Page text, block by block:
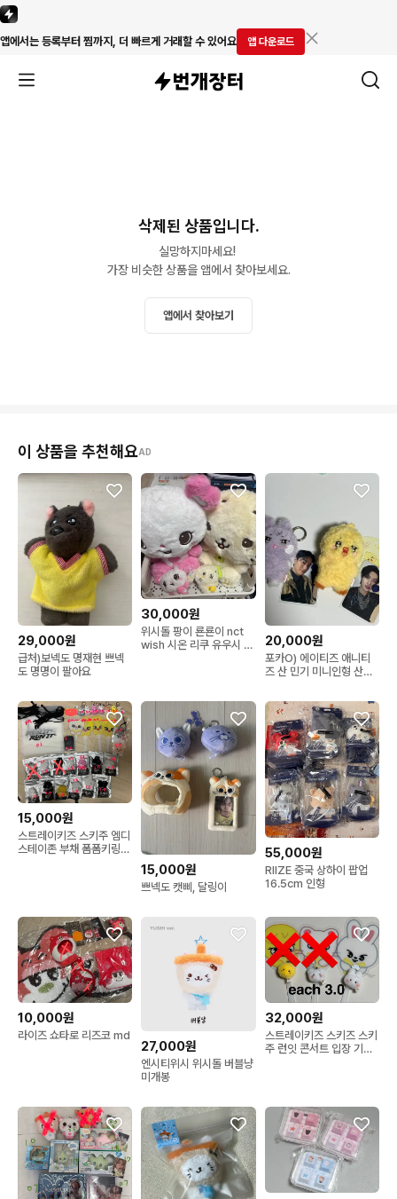
앱에서는 등록부터 찜까지, 더 빠르게 거래할 수 있어요 앱 다운로드
삭제된 상품입니다.
실망하지마세요!
가장 비슷한 상품을 앱에서 찾아보세요.
앱에서 찾아보기
이 상품을 추천해요AD
29,000원
급처)보넥도 명재현 쁘넥
도 명명이 팔아요
30,000원
위시돌 팡이 룐룐이 nct
wish 시온 리쿠 유우시 재
20,000원
포카O) 에이티즈 애니티
즈 산 민기 미니인형 산덕
15,000원
스트레이키즈 스키주 엠디
스테이존 부채 폼폼키링
15,000원
쁘넥도 캣삐, 달링이
55,000원
RIIZE 중국 상하이 팝업
16.5cm 인형
10,000원
라이즈 쇼타로 리즈코 md
27,000원
엔시티위시 위시돌 버블냥
미개봉
32,000원
스트레이키즈 스키즈 스키
주 런잇 콘서트 입장 기프